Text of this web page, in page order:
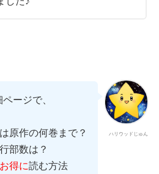
ハリウッドじゅん
ページで、
原作の何巻まで？
部数は？
お得に読む方法